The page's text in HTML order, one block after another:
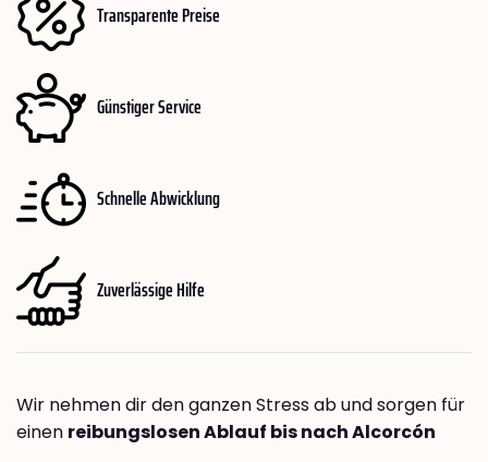
Transparente Preise
Günstiger Service
Schnelle Abwicklung
Zuverlässige Hilfe
Wir nehmen dir den ganzen Stress ab und sorgen für
einen reibungslosen Ablauf bis nach Alcorcón